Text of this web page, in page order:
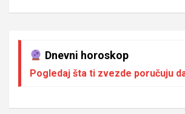
Dnevni horoskop
Pogledaj šta ti zvezde poručuju